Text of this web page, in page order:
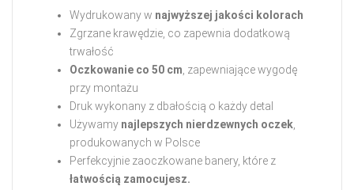
Wydrukowany w najwyższej jakości kolorach
Zgrzane krawędzie, co zapewnia dodatkową
trwałość
Oczkowanie co 50 cm , zapewniające wygodę
przy montażu
Druk wykonany z dbałością o każdy detal
Używamy najlepszych nierdzewnych oczek
produkowanych w Polsce
Perfekcyjnie zaoczkowane banery, które z
łatwością zamocujesz.